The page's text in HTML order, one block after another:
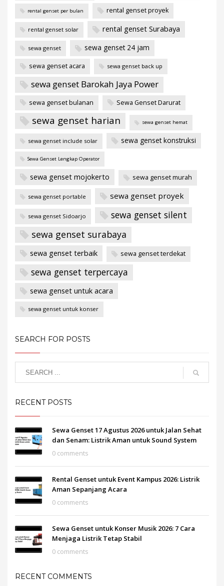
rental genset per bulan rental genset proyek
rental genset solar rental genset Surabaya
sewa genset sewa genset 24 jam
sewa genset acara sewa genset back up
sewa genset Barokah Jaya Power
sewa genset bulanan Sewa Genset Darurat
sewa genset harian sewa genset hemat
sewa genset include solar sewa genset konstruksi
Sewa Genset Lengkap Operator
sewa genset mojokerto sewa genset murah
sewa genset portable sewa genset proyek
sewa genset Sidoarjo
sewa genset silent
sewa genset surabaya
sewa genset terbaik sewa genset terdekat
sewa genset terpercaya
sewa genset untuk acara
sewa genset untuk konser
SEARCH FOR POSTS
RECENT POSTS
Sewa Genset 17 Agustus 2026 untuk Jalan Sehat
dan Senam: Listrik Aman untuk Sound System
0 comments
Rental Genset untuk Event Kampus 2026: Listrik
Aman Sepanjang Acara
0 comments
Sewa Genset untuk Konser Musik 2026: 7 Cara
Menjaga Listrik Tetap Stabil
0 comments
RECENT COMMENTS